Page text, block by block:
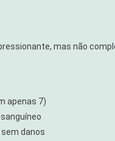
mas não
apenas 7)
danos